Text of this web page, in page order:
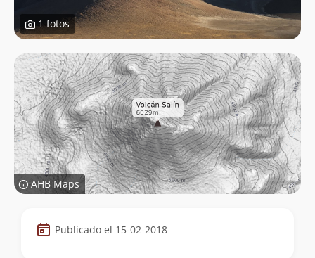
1 fotos
AHB Maps
Datos
de
Publicado el 15-02-2018